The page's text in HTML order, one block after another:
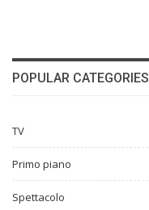
POPULAR CATEGORIES
TV
Primo piano
Spettacolo